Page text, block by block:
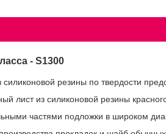
- S1300
резины по твердости
лист из силиконовой резины
частями подложки в широком